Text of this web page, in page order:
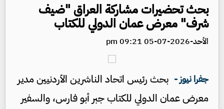
بحث تحضيرات مشاركة العراق "ضيف
شرف" معرض عمان الدولي للكتاب
الأحد-2026-07-05 09:21 pm
جفرا نيوز - بحث رئيس اتحاد الناشرين الأردنيين مدير
معرض عمان الدولي للكتاب جبر أبو فارس، والسفير